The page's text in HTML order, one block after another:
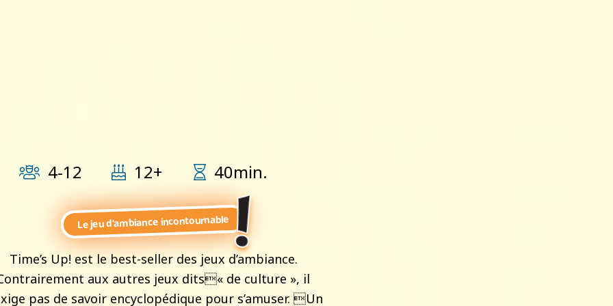
4-12 12+ 40min.
Le jeu d'ambiance incontournable
Time’s Up! est le best-seller des jeux d’ambiance.
aux autres jeux dits« de culture », il
pas de savoir encyclopédique pour s’amuser. Un